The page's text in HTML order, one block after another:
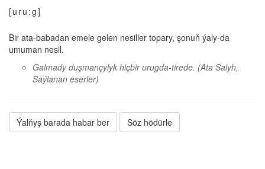
[uru:g]
Bir ata-babadan emele gelen nesiller topary, şonuň ýaly-da
umuman nesil.
Galmady duşmançylyk hiçbir urugda-tirede. (Ata Salyh,
Saýlanan eserler)
Ýalňyş barada habar ber Söz hödürle